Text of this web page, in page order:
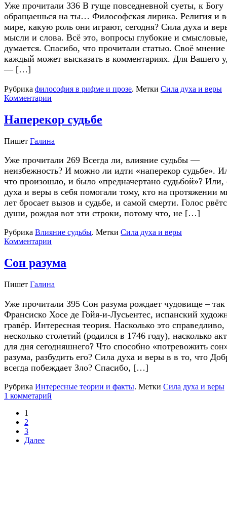
Уже прочитали 336 В гуще повседневной суеты, к Богу
обращаешься на ты… Философская лирика. Религия и
мире, какую роль они играют, сегодня? Сила духа и
мысли и слова. Всё это, вопросы глубокие и
думается. Спасибо, что прочитали статью. Своё мнение
каждый может высказать в комментариях. Для Вашего
— […]
Рубрика философия в рифме и прозе. Метки Сила духа и веры
Комментарии
Наперекор судьбе
Пишет Галина
Уже прочитали 269 Всегда ли, влияние судьбы —
неизбежность? И можно ли идти «наперекор судьбе».
что произошло, и было «предначертано судьбой»? Или,
духа и веры в себя помогали тому, кто на протяжении
лет бросает вызов и судьбе, и самой смерти. Голос
души, рождая вот эти строки, потому что, не […]
Рубрика Влияние судьбы. Метки Сила духа и веры
Комментарии
Сон разума
Пишет Галина
Уже прочитали 395 Сон разума рождает чудовище – так
Франсиско Хосе де Гойя-и-Лусьентес, испанский
гравёр. Интересная теория. Насколько это справедливо,
несколько столетий (родился в 1746 году), насколько
для дня сегодняшнего? Что способно «потревожить
разума, разбудить его? Сила духа и веры в в то, что
всегда побеждает Зло? Спасибо, […]
Рубрика Интересные теории и факты. Метки Сила духа и веры
1 комметарий
1
2
3
Далее